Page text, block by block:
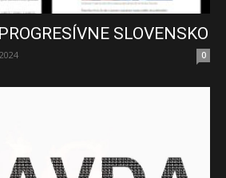
SLOVENSKO
0